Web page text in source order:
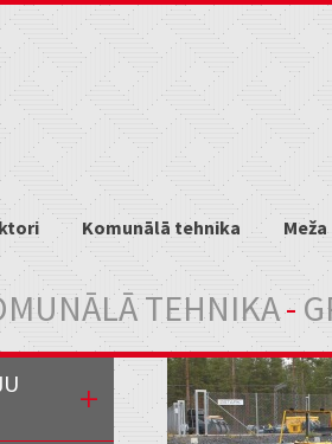
Komunālā tehnika
TEHNIKA-